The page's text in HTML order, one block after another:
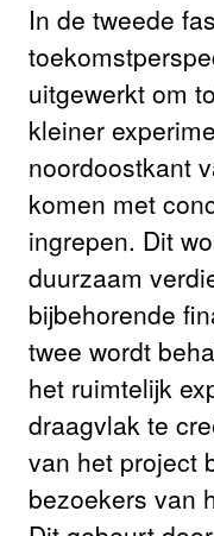
In de tweede
uitgewerkt om
kleiner
noordoostkant
komen met
ingrepen. Dit
duurzaam
bijbehorende
twee wordt
het ruimtelijk
draagvlak te
van het project
bezoekers van